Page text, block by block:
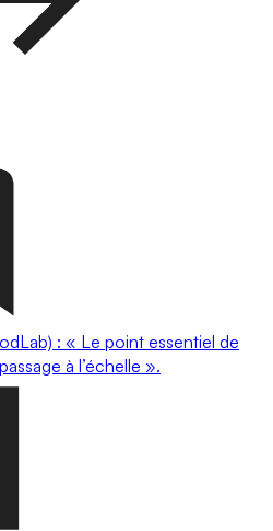
: « Le point essentiel de
à l’échelle ».